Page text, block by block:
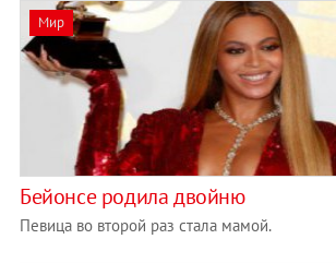
Мир
Бейонсе родила двойню
Певица во второй раз стала мамой.